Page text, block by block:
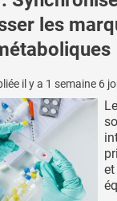
les
il y a 1 semaine 6